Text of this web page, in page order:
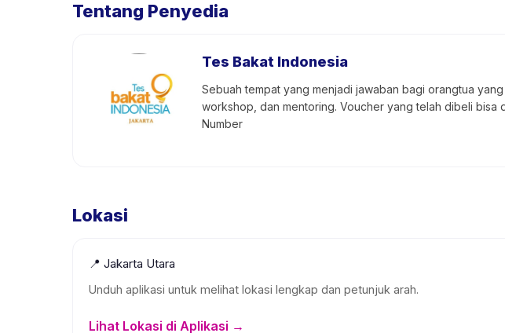
Tentang Penyedia
Tes Bakat Indonesia
Sebuah tempat yang menjadi jawaban bagi orangtua
workshop, dan mentoring. Voucher yang telah dibeli bisa
Number
Lokasi
📍 Jakarta Utara
Unduh aplikasi untuk melihat lokasi lengkap dan petunjuk arah.
Lihat Lokasi di Aplikasi →